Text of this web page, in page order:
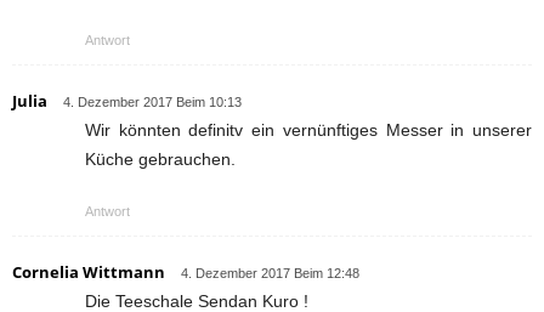
Antwort
Julia 4. Dezember 2017 Beim 10:13
Wir könnten definitv ein vernünftiges Messer in unserer
Küche gebrauchen.
Antwort
Cornelia Wittmann 4. Dezember 2017 Beim 12:48
Die Teeschale Sendan Kuro !